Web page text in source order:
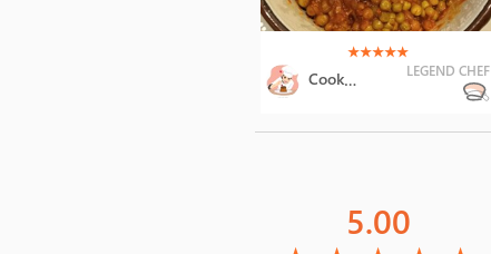
(*)
★(*)
★(*)
★(*)
★(*)
★
Cooking Art LEGEND CHEF
5.00